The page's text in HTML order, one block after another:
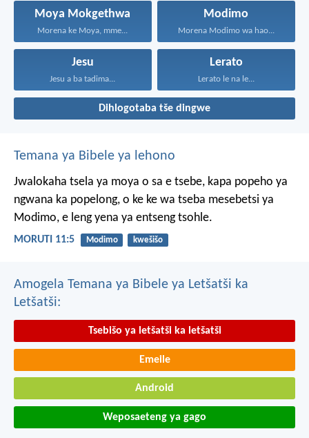
Moya Mokgethwa
Morena ke Moya, mme...
Modimo
Morena Modimo wa hao...
Jesu
Jesu a ba tadima...
Lerato
Lerato le na le...
Dihlogotaba tše dingwe
Temana ya Bibele ya lehono
Jwalokaha tsela ya moya o sa e tsebe, kapa popeho ya
ngwana ka popelong, o ke ke wa tseba mesebetsi ya
Modimo, e leng yena ya entseng tsohle.
MORUTI 11:5 Modimo kwešišo
Amogela Temana ya Bibele ya Letšatši ka
Letšatši:
Tsebišo ya letšatši ka letšatši
Emeile
Android
Weposaeteng ya gago